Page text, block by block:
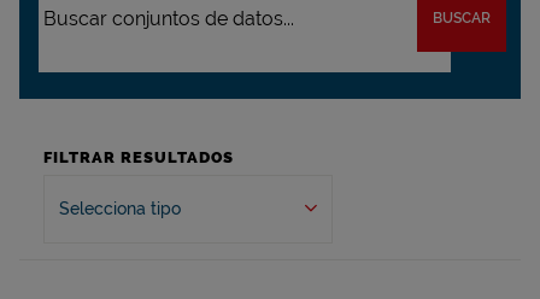
BUSCAR
FILTRAR RESULTADOS
Selecciona tipo